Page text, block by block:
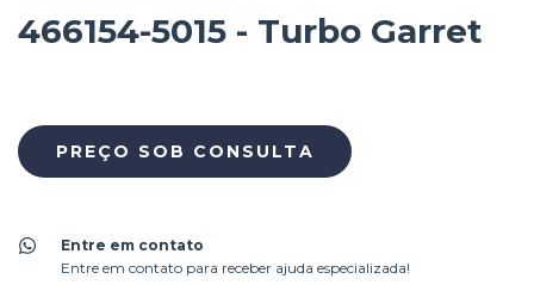
466154-5015 - Turbo Garret
Entre em contato
Entre em contato para receber ajuda especializada!